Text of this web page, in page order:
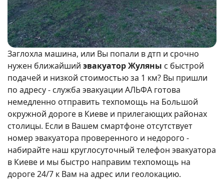
Заглохла машина, или Вы попали в дтп и срочно
нужен ближайший эвакуатор Жуляны с быстрой
подачей и низкой стоимостью за 1 км? Вы пришли
по адресу - служба эвакуации АЛЬФА готова
немедленно отправить техпомощь на Большой
окружной дороге в Киеве и прилегающих районах
столицы. Если в Вашем смартфоне отсутствует
номер эвакуатора проверенного и недорого -
набирайте наш круглосуточный телефон эвакуатора
в Киеве и мы быстро направим техпомощь на
дороге 24/7 к Вам на адрес или геолокацию.